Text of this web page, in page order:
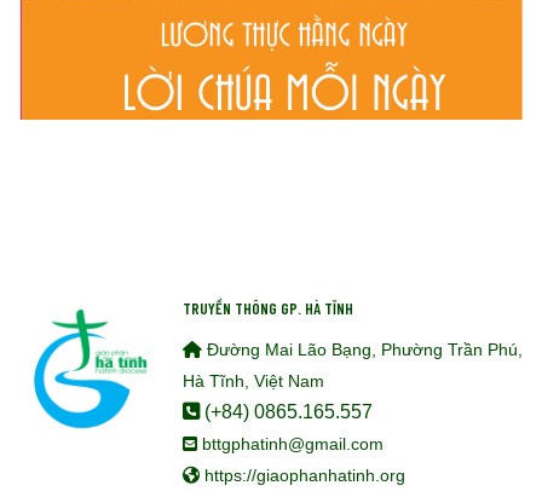
TRUYỀN THÔNG GP. HÀ TĨNH
Đường Mai Lão Bạng, Phường Trần Phú,
Hà Tĩnh, Việt Nam
(+84) 0865.165.557
bttgphatinh@gmail.com
https://giaophanhatinh.org